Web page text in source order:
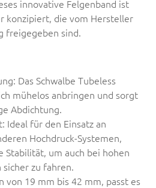
innovative Felgenband ist
konzipiert, die vom Hersteller
freigegeben sind.
Das Schwalbe Tubeless
mühelos anbringen und sorgt
Abdichtung.
Ideal für den Einsatz an
Hochdruck-Systemen,
Stabilität, um auch bei hohen
zu fahren.
von 19 mm bis 42 mm, passt es